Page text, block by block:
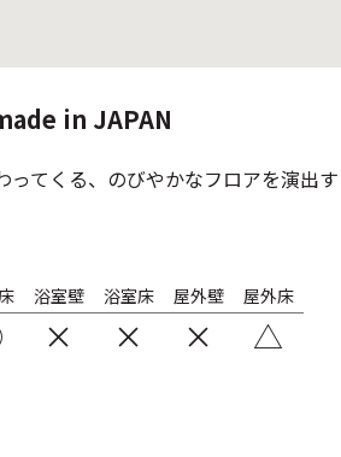
in JAPAN
ってくる、のびやかなフロアを演出
浴室壁
×
浴室床
×
屋外壁
×
屋外床
△